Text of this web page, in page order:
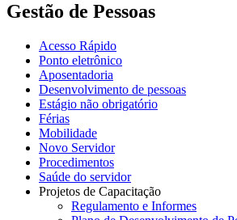
Gestão de Pessoas
Acesso Rápido
Ponto eletrônico
Aposentadoria
Desenvolvimento de pessoas
Estágio não obrigatório
Férias
Mobilidade
Novo Servidor
Procedimentos
Saúde do servidor
Projetos de Capacitação
Regulamento e Informes